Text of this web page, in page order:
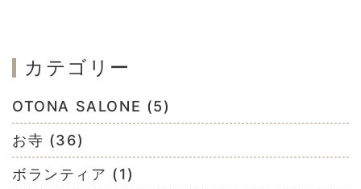
カテゴリー
OTONA SALONE (5)
お寺 (36)
ボランティア (1)